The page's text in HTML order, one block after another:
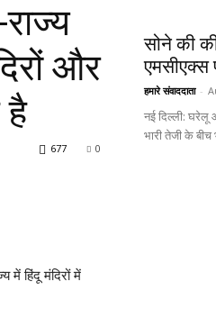
और
है
0
677
में हिंदू मंदिरों में
सोने की
हमारे संवाददाता -
नई दिल्ली: घरेलू
भारी तेजी के बीच